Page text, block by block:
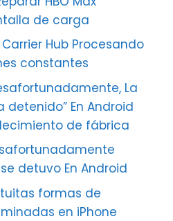
de carga
Hub Procesando
constantes
La
En Android
de fábrica
detuvo En Android
formas de
en iPhone